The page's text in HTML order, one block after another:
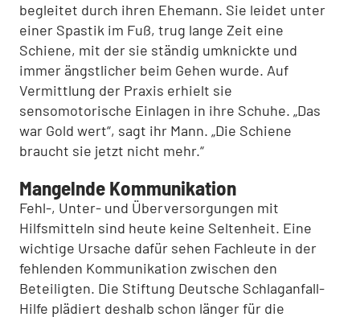
begleitet durch ihren Ehemann. Sie leidet unter
einer Spastik im Fuß, trug lange Zeit eine
Schiene, mit der sie ständig umknickte und
immer ängstlicher beim Gehen wurde. Auf
Vermittlung der Praxis erhielt sie
sensomotorische Einlagen in ihre Schuhe. „Das
war Gold wert“, sagt ihr Mann. „Die Schiene
braucht sie jetzt nicht mehr.“
Mangelnde Kommunikation
Fehl-, Unter- und Überversorgungen mit
Hilfsmitteln sind heute keine Seltenheit. Eine
wichtige Ursache dafür sehen Fachleute in der
fehlenden Kommunikation zwischen den
Beteiligten. Die Stiftung Deutsche Schlaganfall-
Hilfe plädiert deshalb schon länger für die